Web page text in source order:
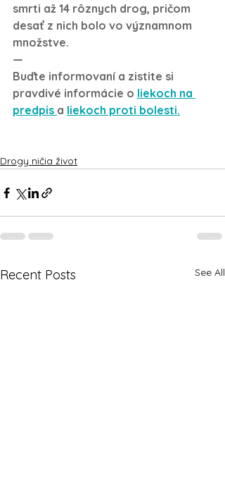
smrti až 14 rôznych drog, pričom
desať z nich bolo vo významnom
množstve.
—
Buďte informovaní a zistite si
pravdivé informácie o liekoch na
predpis a liekoch proti bolesti.
Drogy ničia život
Recent Posts See All